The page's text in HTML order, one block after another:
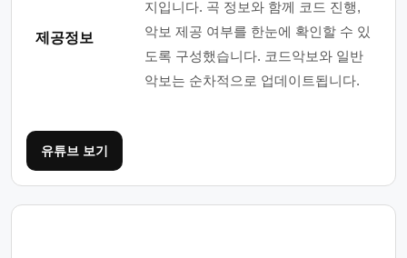
제공정보
지입니다. 곡 정보와 함께 코드 진행,
악보 제공 여부를 한눈에 확인할 수 있
도록 구성했습니다. 코드악보와 일반
악보는 순차적으로 업데이트됩니다.
유튜브 보기